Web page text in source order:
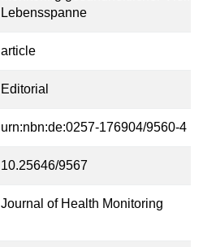
Lebensspanne
article
Editorial
urn:nbn:de:0257-176904/9560-4
10.25646/9567
Journal of Health Monitoring